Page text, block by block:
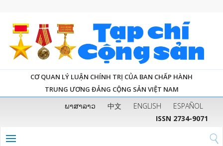
CƠ QUAN LÝ LUẬN CHÍNH TRỊ CỦA BAN CHẤP HÀNH
TRUNG ƯƠNG ĐẢNG CỘNG SẢN VIỆT NAM
ພາສາລາວ 中文 ENGLISH
ESPAÑOL
ISSN 2734-9071